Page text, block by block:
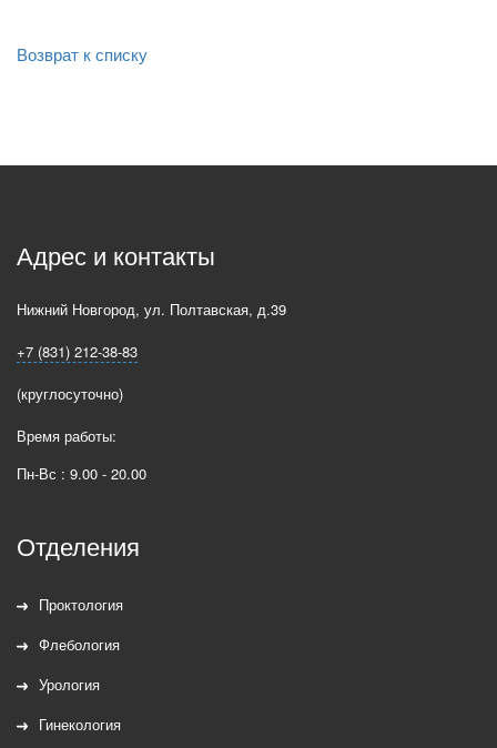
Возврат к списку
Адрес и контакты
Нижний Новгород, ул. Полтавская, д.39
+7 (831) 212-38-83
(круглосуточно)
Время работы:
Пн-Вс : 9.00 - 20.00
Отделения
Проктология
Флебология
Урология
Гинекология